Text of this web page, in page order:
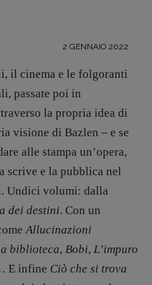
2 GENNAIO 2022
il cinema e le folgoranti
passate poi in
la propria idea di
visione di Bazlen – e se
alle stampa un’opera,
scrive e la pubblica nel
Undici volumi: dalla
dei destini. Con un
Allucinazioni
biblioteca, Bobi, L’impuro
E infine Ciò che si trova